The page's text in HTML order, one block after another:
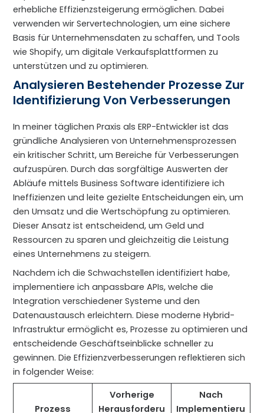
erhebliche Effizienzsteigerung ermöglichen. Dabei
verwenden wir Servertechnologien, um eine sichere
Basis für Unternehmensdaten zu schaffen, und Tools
wie Shopify, um digitale Verkaufsplattformen zu
unterstützen und zu optimieren.
Analysieren Bestehender Prozesse Zur
Identifizierung Von Verbesserungen
In meiner täglichen Praxis als ERP-Entwickler ist das
gründliche Analysieren von Unternehmensprozessen
ein kritischer Schritt, um Bereiche für Verbesserungen
aufzuspüren. Durch das sorgfältige Auswerten der
Abläufe mittels Business Software identifiziere ich
Ineffizienzen und leite gezielte Entscheidungen ein, um
den Umsatz und die Wertschöpfung zu optimieren.
Dieser Ansatz ist entscheidend, um Geld und
Ressourcen zu sparen und gleichzeitig die Leistung
eines Unternehmens zu steigern.
Nachdem ich die Schwachstellen identifiziert habe,
implementiere ich anpassbare APIs, welche die
Integration verschiedener Systeme und den
Datenaustausch erleichtern. Diese moderne Hybrid-
Infrastruktur ermöglicht es, Prozesse zu optimieren und
entscheidende Geschäftseinblicke schneller zu
gewinnen. Die Effizienzverbesserungen reflektieren sich
in folgender Weise:
Prozess
Vorherige
Herausforderu
Nach
Implementieru